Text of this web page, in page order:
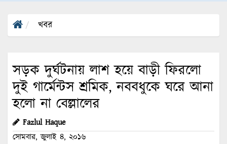
খবর
সড়ক দুর্ঘটনায় লাশ হয়ে বাড়ী ফিরলো
দুই গার্মেন্টস শ্রমিক, নববধুকে ঘরে আনা
হলো না বেল্লালের
Fazlul Haque
সোমবার, জুলাই ৪, ২০১৬